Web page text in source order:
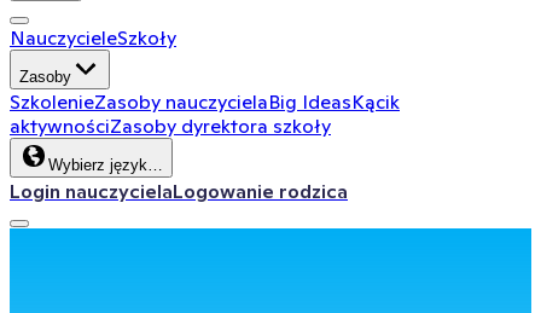
NauczycieleSzkoły
Zasoby
SzkolenieZasoby nauczycielaBig IdeasKącik
aktywnościZasoby dyrektora szkoły
Wybierz język…
Login nauczycielaLogowanie rodzica